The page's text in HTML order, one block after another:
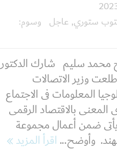
ستوري, عاجل وسوم:
محمد سليم شارك الدكتور
وزير الاتصالات
المعلومات فى الاجتماع
المعنى بالاقتصاد الرقمى
ضمن أعمال مجموعة
اقرأ المزيد